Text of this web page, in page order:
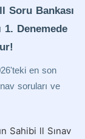
Soru Bankası
1. Denemede
en son
soruları ve
Sahibi ll Sınav